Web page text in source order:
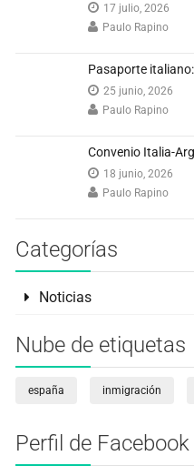
17 julio, 2026
Paulo Rapino
Pasaporte
25 junio, 2026
Paulo Rapino
Convenio Italia-
18 junio, 2026
Paulo Rapino
Categorías
Noticias
Nube de etiquetas
españa inmigración
Perfil de Facebook